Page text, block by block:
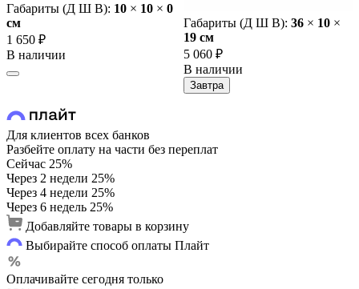
Габариты (Д Ш В): 10 × 10 × 0
cм
1 650 ₽
В наличии
Габариты (Д Ш В): 36 × 10 ×
19 cм
5 060 ₽
В наличии
Завтра
Для клиентов всех банков
Разбейте оплату на части без переплат
Сейчас 25%
Через 2 недели 25%
Через 4 недели 25%
Через 6 недель 25%
Добавляйте товары в корзину
Выбирайте способ оплаты Плайт
Оплачивайте сегодня только